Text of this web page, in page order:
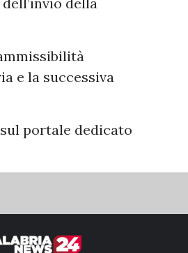
e la successiva
portale dedicato